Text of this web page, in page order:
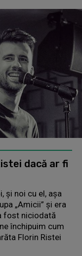
dacă ar fi
şi noi cu el, aşa
„Amicii” şi era
fost niciodată
închipuim cum
Florin Ristei